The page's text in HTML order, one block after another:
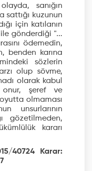
sanığın
sattığı kuzunun
için katılanın
gönderdiği "...
ödemedin,
benden karına
sözlerin
olup sövme,
olarak kabul
onur, şeref ve
olmaması
unsurlarının
gözetilmeden,
kararı
40724 Karar: